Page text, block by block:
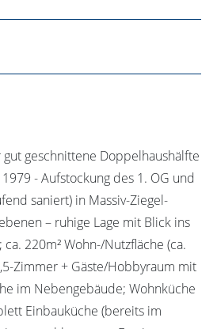
geschnittene Doppelhaushälfte
- Aufstockung des 1. OG und
saniert) in Massiv-Ziegel-
– ruhige Lage mit Blick ins
220m² Wohn-/Nutzfläche (ca.
Zimmer + Gäste/Hobbyraum mit
im Nebengebäude; Wohnküche
Einbauküche (bereits im